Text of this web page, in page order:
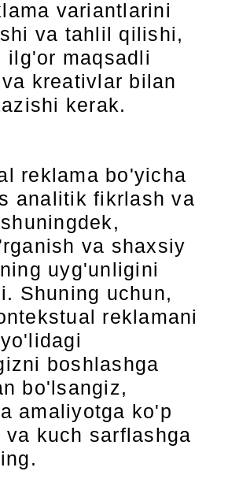
variantlarini
va tahlil qilishi,
ilg'or maqsadli
kreativlar bilan
kerak.
reklama bo'yicha
analitik fikrlash va
va shaxsiy
uyg'unligini
Shuning uchun,
reklamani
boshlashga
bo'lsangiz,
amaliyotga ko'p
kuch sarflashga